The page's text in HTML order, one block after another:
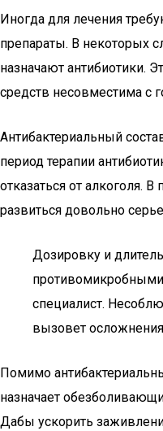
Иногда для лечения
препараты. В некоторых
назначают антибиотики.
средств несовместима с
Антибактериальный
период терапии
отказаться от алкоголя.
развиться довольно
Дозировку и
специалист.
вызовет
Помимо
назначает
Дабы ускорить